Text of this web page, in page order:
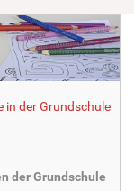
in der Grundschule
der Grundschule